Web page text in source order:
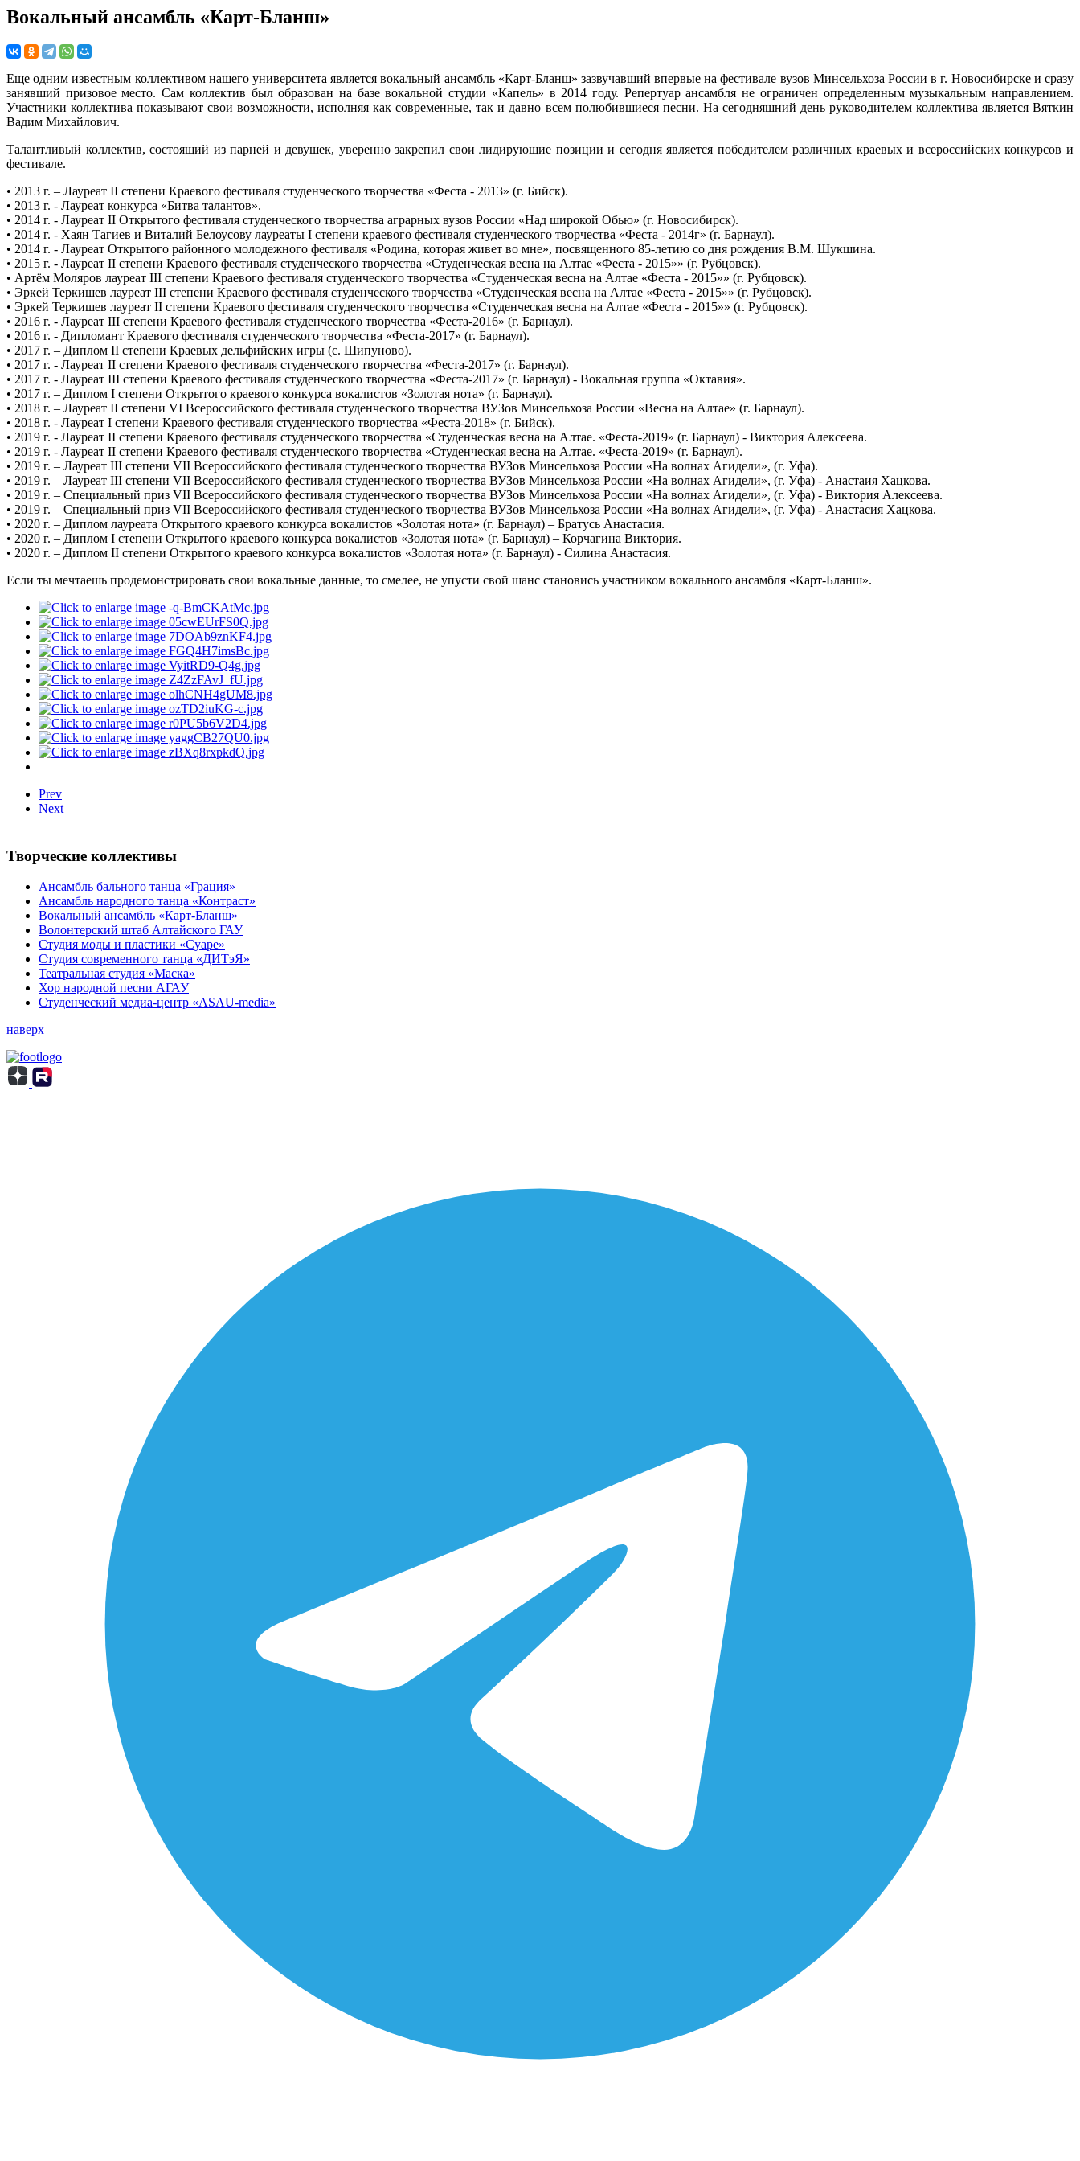
Вокальный ансамбль «Карт-Бланш»
Еще одним известным коллективом нашего университета является вокальный ансамбль «Карт-Бланш» зазвучавший впервые на фестивале вузов Минсельхоза России в г. Новосибирске и сразу
занявший призовое место. Сам коллектив был образован на базе вокальной студии «Капель» в 2014 году. Репертуар ансамбля не ограничен определенным музыкальным направлением.
Участники коллектива показывают свои возможности, исполняя как современные, так и давно всем полюбившиеся песни. На сегодняшний день руководителем коллектива является Вяткин
Вадим Михайлович.
Талантливый коллектив, состоящий из парней и девушек, уверенно закрепил свои лидирующие позиции и сегодня является победителем различных краевых и всероссийских конкурсов и
фестивале.
• 2013 г. – Лауреат II степени Краевого фестиваля студенческого творчества «Феста - 2013» (г. Бийск).
• 2013 г. - Лауреат конкурса «Битва талантов».
• 2014 г. - Лауреат II Открытого фестиваля студенческого творчества аграрных вузов России «Над широкой Обью» (г. Новосибирск).
• 2014 г. - Хаян Тагиев и Виталий Белоусову лауреаты I степени краевого фестиваля студенческого творчества «Феста - 2014г» (г. Барнаул).
• 2014 г. - Лауреат Открытого районного молодежного фестиваля «Родина, которая живет во мне», посвященного 85-летию со дня рождения В.М. Шукшина.
• 2015 г. - Лауреат II степени Краевого фестиваля студенческого творчества «Студенческая весна на Алтае «Феста - 2015»» (г. Рубцовск).
• Артём Моляров лауреат III степени Краевого фестиваля студенческого творчества «Студенческая весна на Алтае «Феста - 2015»» (г. Рубцовск).
• Эркей Теркишев лауреат III степени Краевого фестиваля студенческого творчества «Студенческая весна на Алтае «Феста - 2015»» (г. Рубцовск).
• Эркей Теркишев лауреат II степени Краевого фестиваля студенческого творчества «Студенческая весна на Алтае «Феста - 2015»» (г. Рубцовск).
• 2016 г. - Лауреат III степени Краевого фестиваля студенческого творчества «Феста-2016» (г. Барнаул).
• 2016 г. - Дипломант Краевого фестиваля студенческого творчества «Феста-2017» (г. Барнаул).
• 2017 г. – Диплом II степени Краевых дельфийских игры (с. Шипуново).
• 2017 г. - Лауреат II степени Краевого фестиваля студенческого творчества «Феста-2017» (г. Барнаул).
• 2017 г. - Лауреат III степени Краевого фестиваля студенческого творчества «Феста-2017» (г. Барнаул) - Вокальная группа «Октавия».
• 2017 г. – Диплом I степени Открытого краевого конкурса вокалистов «Золотая нота» (г. Барнаул).
• 2018 г. – Лауреат II степени VI Всероссийского фестиваля студенческого творчества ВУЗов Минсельхоза России «Весна на Алтае» (г. Барнаул).
• 2018 г. - Лауреат I степени Краевого фестиваля студенческого творчества «Феста-2018» (г. Бийск).
• 2019 г. - Лауреат II степени Краевого фестиваля студенческого творчества «Студенческая весна на Алтае. «Феста-2019» (г. Барнаул) - Виктория Алексеева.
• 2019 г. - Лауреат II степени Краевого фестиваля студенческого творчества «Студенческая весна на Алтае. «Феста-2019» (г. Барнаул).
• 2019 г. – Лауреат III степени VII Всероссийского фестиваля студенческого творчества ВУЗов Минсельхоза России «На волнах Агидели», (г. Уфа).
• 2019 г. – Лауреат III степени VII Всероссийского фестиваля студенческого творчества ВУЗов Минсельхоза России «На волнах Агидели», (г. Уфа) - Анастаия Хацкова.
• 2019 г. – Специальный приз VII Всероссийского фестиваля студенческого творчества ВУЗов Минсельхоза России «На волнах Агидели», (г. Уфа) - Виктория Алексеева.
• 2019 г. – Специальный приз VII Всероссийского фестиваля студенческого творчества ВУЗов Минсельхоза России «На волнах Агидели», (г. Уфа) - Анастасия Хацкова.
• 2020 г. – Диплом лауреата Открытого краевого конкурса вокалистов «Золотая нота» (г. Барнаул) – Братусь Анастасия.
• 2020 г. – Диплом I степени Открытого краевого конкурса вокалистов «Золотая нота» (г. Барнаул) – Корчагина Виктория.
• 2020 г. – Диплом II степени Открытого краевого конкурса вокалистов «Золотая нота» (г. Барнаул) - Силина Анастасия.
Если ты мечтаешь продемонстрировать свои вокальные данные, то смелее, не упусти свой шанс становись участником вокального ансамбля «Карт-Бланш».
Prev
Next
Творческие коллективы
Ансамбль бального танца «Грация»
Ансамбль народного танца «Контраст»
Вокальный ансамбль «Карт-Бланш»
Волонтерский штаб Алтайского ГАУ
Студия моды и пластики «Суаре»
Студия современного танца «ДИТэЯ»
Театральная студия «Маска»
Хор народной песни АГАУ
Студенческий медиа-центр «ASAU-media»
наверх